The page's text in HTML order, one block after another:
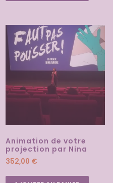
Animation de votre
projection par Nina
352,00 €